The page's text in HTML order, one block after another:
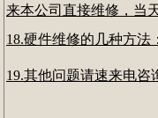
来本公司直接维修，当
18.硬件维修的几种方
19.其他问题请速来电